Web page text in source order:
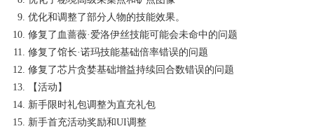
6、独特的特技系统，多样性和个性化的人和战车特技；
7、纯正的单机RPG游戏，经典的角色扮演游戏。
优化和调整了部分人物的技能效果。
修复了血蔷薇·爱洛伊丝技能可能会未命中的问题
修复了馆长·诺玛技能基础倍率错误的问题
修复了芯片贪婪基础增益持续回合数错误的问题
【活动】
新手限时礼包调整为直充礼包
新手首充活动奖励和UI调整